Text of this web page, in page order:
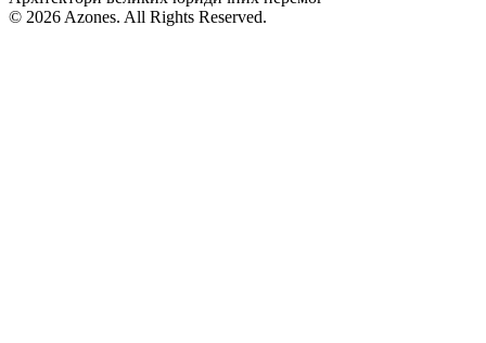
© 2026 Azones. All Rights Reserved.